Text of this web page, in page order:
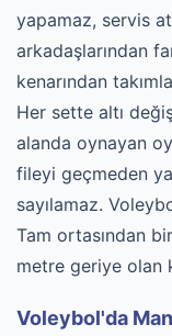
yapamaz, servis
arkadaşlarından
kenarından
Her sette altı
alanda oynayan
fileyi geçmeden
sayılamaz.
Tam ortasından
metre geriye olan
Voleybol'da